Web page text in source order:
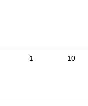
1 10